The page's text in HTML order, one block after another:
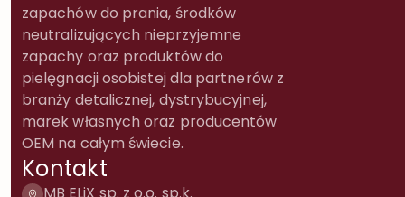
zapachów do prania, środków
neutralizujących nieprzyjemne
zapachy oraz produktów do
pielęgnacji osobistej dla partnerów z
branży detalicznej, dystrybucyjnej,
marek własnych oraz producentów
OEM na całym świecie.
Kontakt
MB ELiX sp. z o.o. sp.k.